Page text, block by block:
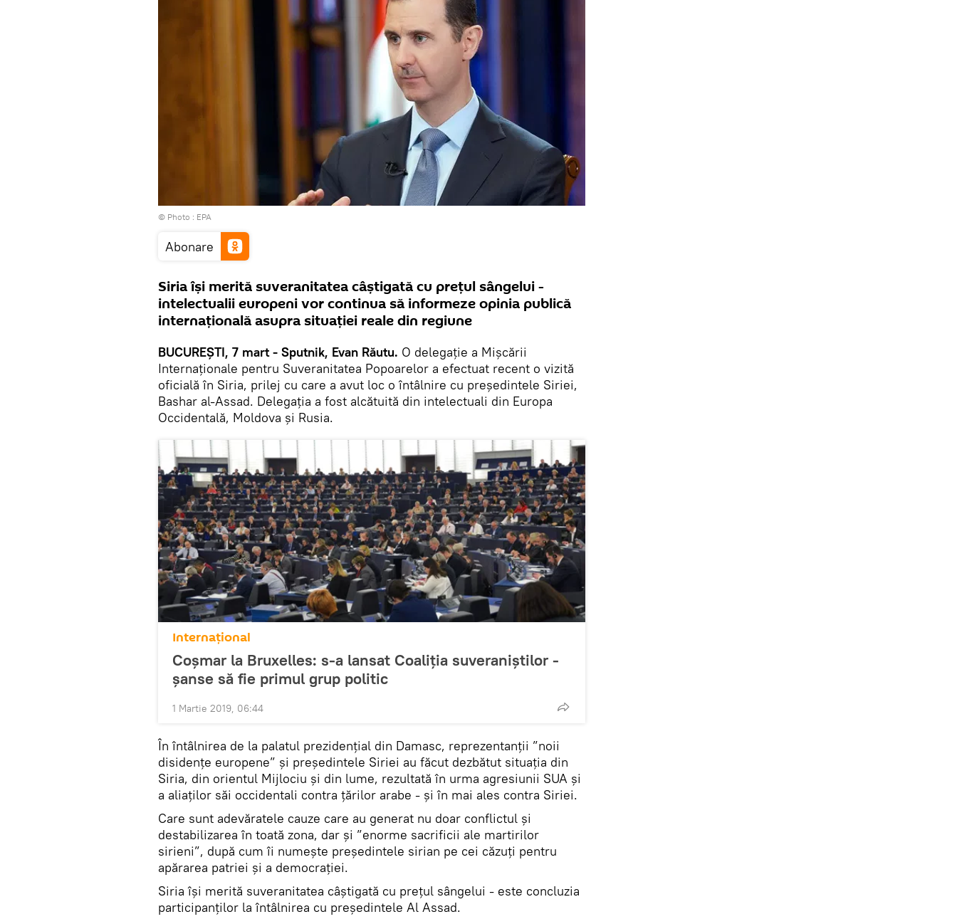
© Photo : EPA
Abonare
Siria își merită suveranitatea câștigată cu prețul sângelui -
intelectualii europeni vor continua să informeze opinia publică
internațională asupra situației reale din regiune
BUCUREȘTI, 7 mart - Sputnik, Evan Răutu. O delegație a Mișcării
Internaționale pentru Suveranitatea Popoarelor a efectuat recent o vizită
oficială în Siria, prilej cu care a avut loc o întâlnire cu președintele Siriei,
Bashar al-Assad. Delegația a fost alcătuită din intelectuali din Europa
Occidentală, Moldova și Rusia.
Internaţional
Coșmar la Bruxelles: s-a lansat Coaliția suveraniștilor -
șanse să fie primul grup politic
1 Martie 2019, 06:44
În întâlnirea de la palatul prezidențial din Damasc, reprezentanții ”noii
disidențe europene” și președintele Siriei au făcut dezbătut situația din
Siria, din orientul Mijlociu și din lume, rezultată în urma agresiunii SUA și
a aliaților săi occidentali contra țărilor arabe - și în mai ales contra Siriei.
Care sunt adevăratele cauze care au generat nu doar conflictul și
destabilizarea în toată zona, dar și ”enorme sacrificii ale martirilor
sirieni”, după cum îi numește președintele sirian pe cei căzuți pentru
apărarea patriei și a democrației.
Siria își merită suveranitatea câștigată cu prețul sângelui - este concluzia
participanților la întâlnirea cu președintele Al Assad.